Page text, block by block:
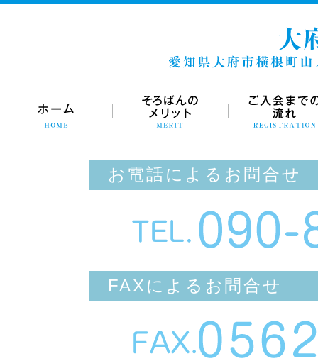
お電話によるお問合せ
FAXによるお問合せ